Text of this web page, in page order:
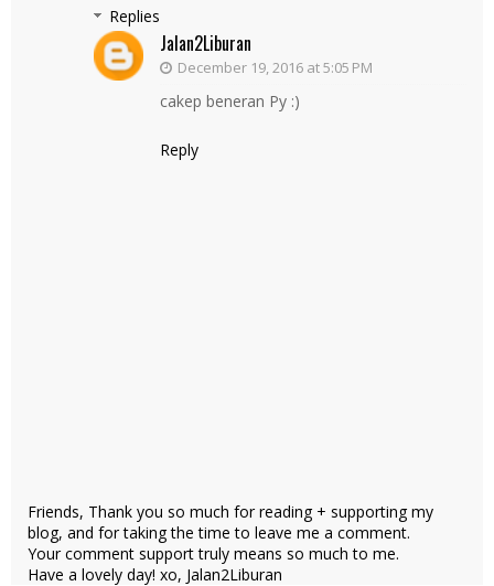
Replies
Jalan2Liburan
December 19, 2016 at 5:05 PM
cakep beneran Py :)
Reply
Friends, Thank you so much for reading + supporting my
blog, and for taking the time to leave me a comment.
Your comment support truly means so much to me.
Have a lovely day! xo, Jalan2Liburan